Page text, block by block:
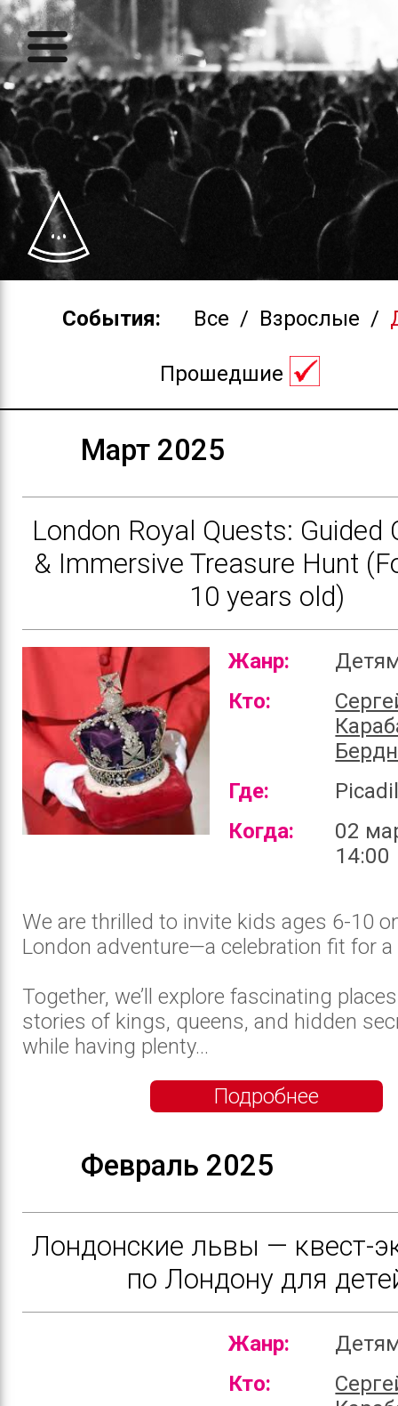
События: Все / Взрослые /
Прошедшие
Март 2025
London Royal Quests: Guided
& Immersive Treasure Hunt
10 years old)
Жанр:
Кто:
Где:
Когда:
02
14:00
We are thrilled to invite kids ages 6-10
London adventure—a celebration fit for a
Together, we’ll explore fascinating
stories of kings, queens, and hidden
while having plenty...
Подробнее
Февраль 2025
Лондонские львы — квест-
по Лондону для
Жанр:
Кто: